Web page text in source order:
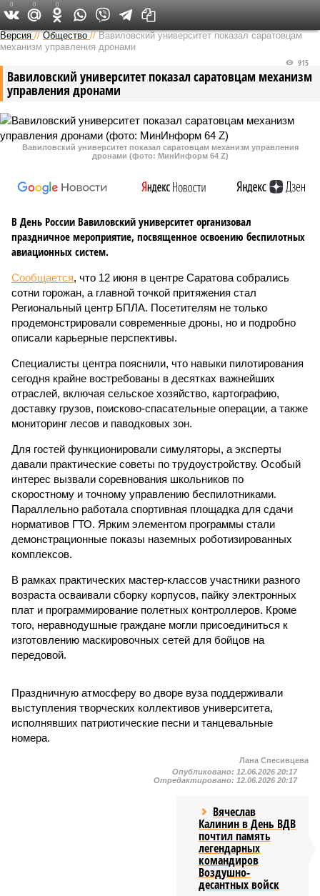
Версия в Саратове
Версия //Общество //Вавиловский университет показал саратовцам
механизм управления дронами
Вавиловский университет показал саратовцам механизм
управления дронами
915
Вавиловский университет показал саратовцам механизм управления
дронами (фото: МинИнформ 64 Z)
В День России Вавиловский университет организовал
праздничное мероприятие, посвященное освоению беспилотных
авиационных систем.
Сообщается, что 12 июня в центре Саратова собрались
сотни горожан, а главной точкой притяжения стал
Региональный центр БПЛА. Посетителям не только
продемонстрировали современные дроны, но и подробно
описали карьерные перспективы.
Специалисты центра пояснили, что навыки пилотирования
сегодня крайне востребованы в десятках важнейших
отраслей, включая сельское хозяйство, картографию,
доставку грузов, поисково-спасательные операции, а также
мониторинг лесов и паводковых зон.
Для гостей функционировали симуляторы, а эксперты
давали практические советы по трудоустройству. Особый
интерес вызвали соревнования школьников по
скоростному и точному управлению беспилотниками.
Параллельно работала спортивная площадка для сдачи
нормативов ГТО. Ярким элементом программы стали
демонстрационные показы наземных роботизированных
комплексов.
В рамках практических мастер-классов участники разного
возраста осваивали сборку корпусов, пайку электронных
плат и программирование полетных контроллеров. Кроме
того, неравнодушные граждане могли присоединиться к
изготовлению маскировочных сетей для бойцов на
передовой.
Праздничную атмосферу во дворе вуза поддерживали
выступления творческих коллективов университета,
исполнявших патриотические песни и танцевальные
номера.
0 0 0
Лана Спесивцева
Опубликовано: 12.06.2026 20:17
Отредактировано: 12.06.2026 20:17
Вячеслав
Калинин в День ВДВ
почтил память
легендарных
командиров
Воздушно-
десантных войск